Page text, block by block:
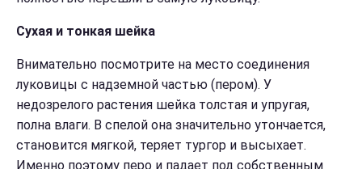
Сухая и тонкая шейка
Внимательно посмотрите на место соединения
луковицы с надземной частью (пером). У
недозрелого растения шейка толстая и упругая,
полна влаги. В спелой она значительно утончается,
становится мягкой, теряет тургор и высыхает.
Именно поэтому перо и падает под собственным